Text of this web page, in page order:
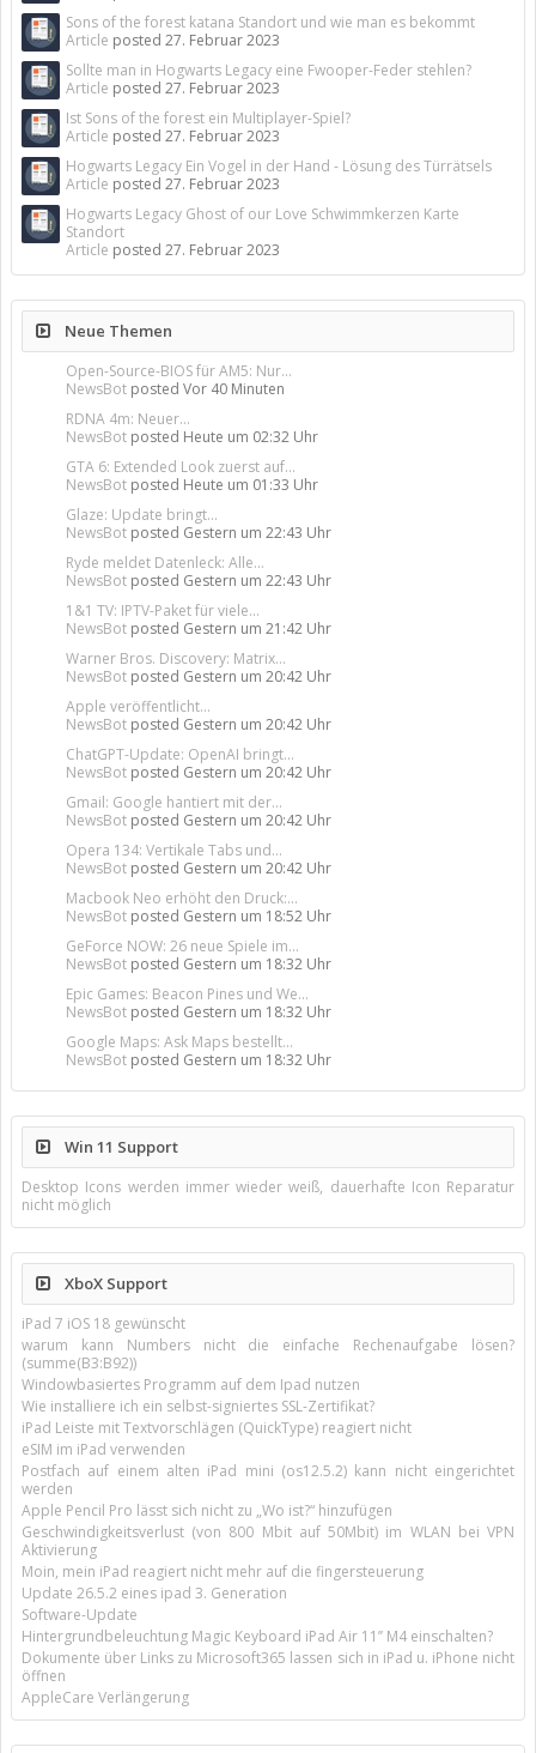
Sons of the forest katana Standort und wie man es bekommt
Article posted 27. Februar 2023
Sollte man in Hogwarts Legacy eine Fwooper-Feder stehlen?
Article posted 27. Februar 2023
Ist Sons of the forest ein Multiplayer-Spiel?
Article posted 27. Februar 2023
Hogwarts Legacy Ein Vogel in der Hand - Lösung des Türrätsels
Article posted 27. Februar 2023
Hogwarts Legacy Ghost of our Love Schwimmkerzen Karte
Standort
Article posted 27. Februar 2023
Neue Themen
Open-Source-BIOS für AM5: Nur...
NewsBot posted Vor 40 Minuten
RDNA 4m: Neuer...
NewsBot posted Heute um 02:32 Uhr
GTA 6: Extended Look zuerst auf...
NewsBot posted Heute um 01:33 Uhr
Glaze: Update bringt...
NewsBot posted Gestern um 22:43 Uhr
Ryde meldet Datenleck: Alle...
NewsBot posted Gestern um 22:43 Uhr
1&1 TV: IPTV-Paket für viele...
NewsBot posted Gestern um 21:42 Uhr
Warner Bros. Discovery: Matrix...
NewsBot posted Gestern um 20:42 Uhr
Apple veröffentlicht...
NewsBot posted Gestern um 20:42 Uhr
ChatGPT-Update: OpenAI bringt...
NewsBot posted Gestern um 20:42 Uhr
Gmail: Google hantiert mit der...
NewsBot posted Gestern um 20:42 Uhr
Opera 134: Vertikale Tabs und...
NewsBot posted Gestern um 20:42 Uhr
Macbook Neo erhöht den Druck:...
NewsBot posted Gestern um 18:52 Uhr
GeForce NOW: 26 neue Spiele im...
NewsBot posted Gestern um 18:32 Uhr
Epic Games: Beacon Pines und We...
NewsBot posted Gestern um 18:32 Uhr
Google Maps: Ask Maps bestellt...
NewsBot posted Gestern um 18:32 Uhr
Win 11 Support
Desktop Icons werden immer wieder weiß, dauerhafte Icon Reparatur
nicht möglich
XboX Support
iPad 7 iOS 18 gewünscht
warum kann Numbers nicht die einfache Rechenaufgabe lösen?
(summe(B3:B92))
Windowbasiertes Programm auf dem Ipad nutzen
Wie installiere ich ein selbst-signiertes SSL-Zertifikat?
iPad Leiste mit Textvorschlägen (QuickType) reagiert nicht
eSIM im iPad verwenden
Postfach auf einem alten iPad mini (os12.5.2) kann nicht eingerichtet
werden
Apple Pencil Pro lässt sich nicht zu „Wo ist?“ hinzufügen
Geschwindigkeitsverlust (von 800 Mbit auf 50Mbit) im WLAN bei VPN
Aktivierung
Moin, mein iPad reagiert nicht mehr auf die fingersteuerung
Update 26.5.2 eines ipad 3. Generation
Software-Update
Hintergrundbeleuchtung Magic Keyboard iPad Air 11’’ M4 einschalten?
Dokumente über Links zu Microsoft365 lassen sich in iPad u. iPhone nicht
öffnen
AppleCare Verlängerung